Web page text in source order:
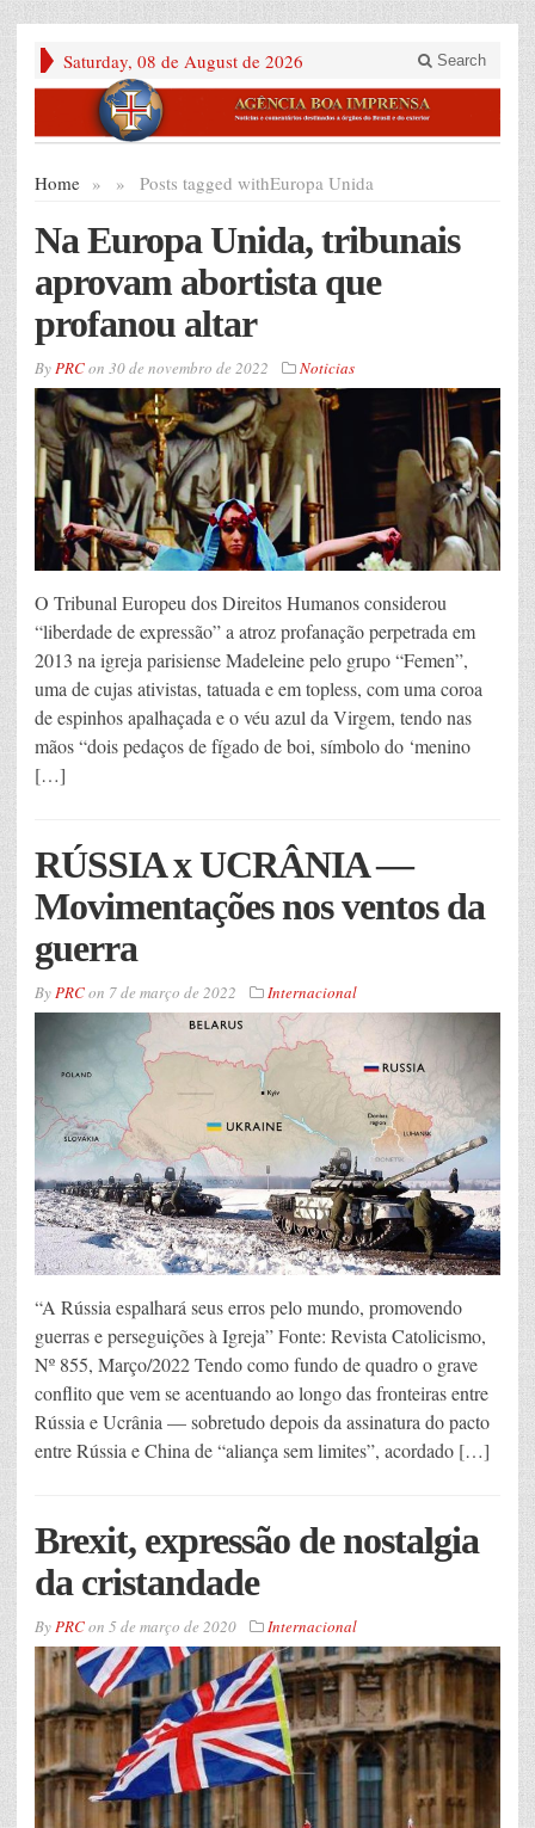
Saturday, 08 de August de 2026 Search
Home » Posts tagged with
» Europa Unida
Na Europa Unida, tribunais
aprovam abortista que
profanou altar
ByPRCon 30 de novembro de 2022 Noticias
O Tribunal Europeu dos Direitos Humanos considerou
“liberdade de expressão” a atroz profanação perpetrada em
2013 na igreja parisiense Madeleine pelo grupo “Femen”,
uma de cujas ativistas, tatuada e em topless, com uma coroa
de espinhos apalhaçada e o véu azul da Virgem, tendo nas
mãos “dois pedaços de fígado de boi, símbolo do ‘menino
[…]
RÚSSIA x UCRÂNIA —
Movimentações nos ventos da
guerra
ByPRCon 7 de março de 2022 Internacional
“A Rússia espalhará seus erros pelo mundo, promovendo
guerras e perseguições à Igreja” Fonte: Revista Catolicismo,
Nº 855, Março/2022 Tendo como fundo de quadro o grave
conflito que vem se acentuando ao longo das fronteiras entre
Rússia e Ucrânia — sobretudo depois da assinatura do pacto
entre Rússia e China de “aliança sem limites”, acordado […]
Brexit, expressão de nostalgia
da cristandade
By PRCon 5 de março de 2020 Internacional